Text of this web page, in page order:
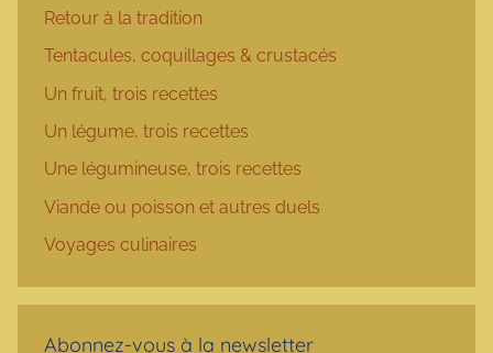
Retour à la tradition
Tentacules, coquillages & crustacés
Un fruit, trois recettes
Un légume, trois recettes
Une légumineuse, trois recettes
Viande ou poisson et autres duels
Voyages culinaires
Abonnez-vous à la newsletter